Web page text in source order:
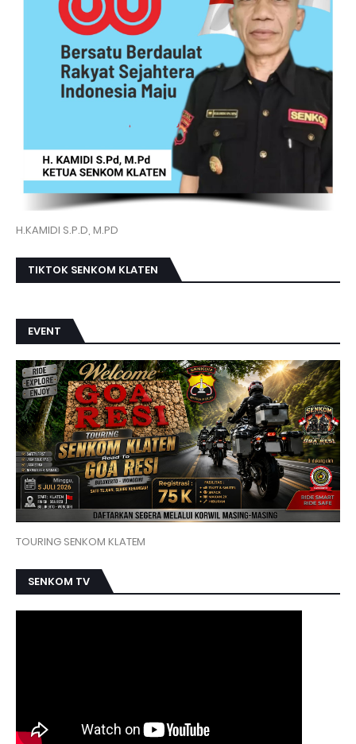
H.KAMIDI S.P.D, M.PD
TIKTOK SENKOM KLATEN
EVENT
TOURING SENKOM KLATEM
SENKOM TV